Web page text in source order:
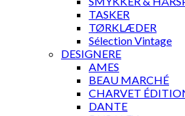
TASKER
TØRKLÆDER
Sélection Vintage
DESIGNERE
AMES
BEAU MARCHÉ
CHARVET
DANTE